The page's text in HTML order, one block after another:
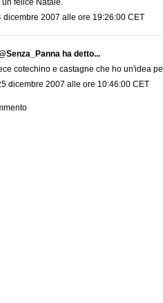
dicembre 2007 alle ore 19:26:00 CET
ha detto...
cotechino e castagne che ho un'idea
dicembre 2007 alle ore 10:46:00 CET